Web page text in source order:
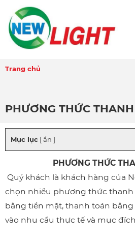
Trang chủ
PHƯƠNG THỨC
Mục lục [ ẩn ]
PHƯƠNG THỨC
Quý khách là khách hàng của
chọn nhiều phương thức
bằng tiền mặt, thanh toán
vào nhu cầu thực tế và mục